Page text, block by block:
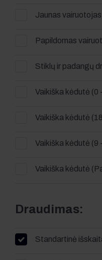
Jaunas
Papildomas
Stiklų ir padangų
Vaikiška kėdutė (0
Vaikiška kėdutė
Vaikiška kėdutė (9
Vaikiška kėdutė
Draudimas:
Standartinė